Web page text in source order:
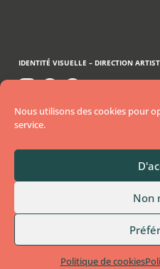
Nous utilisons des cookies pour
service.
Non
Politique de cookies
IDENTITÉ VISUELLE – DIRECTION
Nous aidons les
Copyright © 2024